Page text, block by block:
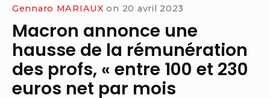
Gennaro MARIAUX on 20 avril 2023
Macron annonce une
hausse de la rémunération
des profs, « entre 100 et 230
euros net par mois